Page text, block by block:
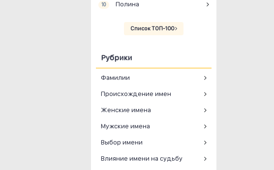
10 Полина
Список ТОП-100
Рубрики
Фамилии
Происхождение имен
Женские имена
Мужские имена
Выбор имени
Влияние имени на судьбу